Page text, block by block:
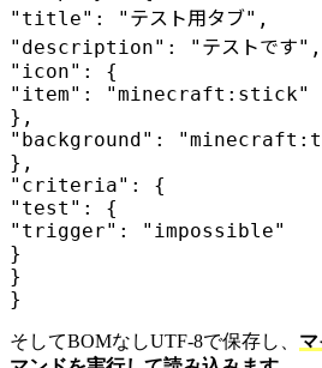
"title": "テスト用タブ",
"description": "テストです",
"icon": {
"item": "minecraft:stick"
},
"background":
},
"criteria": {
"test": {
"trigger": "impossible"
}
}
}
そしてBOMなしUTF-8で保存し、